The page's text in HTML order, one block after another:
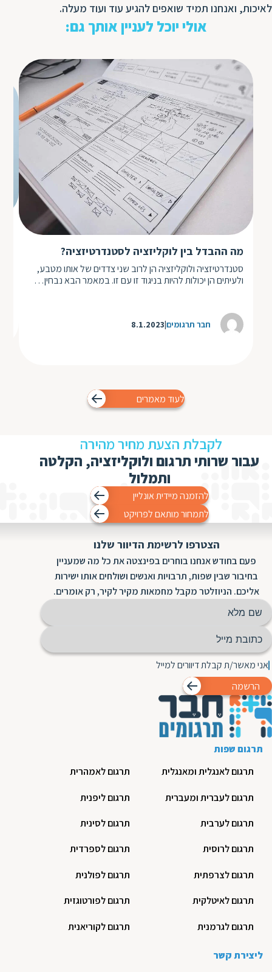
לאיכות, ואנחנו תמיד שואפים להגיע עוד ועוד מעלה.
אולי יוכל לעניין אותך גם:
מה ההבדל בין לוקליזציה לסטנדרטיזציה?
סטנדרטיזציה ולוקליזציה הן לרוב שני צדדים של אותו מטבע,
ולעיתים הן יכולות להיות בניגוד זו עם זו. במאמר הבא נבחין…
חבר תרגומים 8.1.2023
לעוד מאמרים
לקבלת הצעת מחיר מהירה
עבור שרותי תרגום ולוקליזציה, הקלטה
ותמלול
להזמנה מיידית אונליין
לתמחור מותאם לפרויקט
הצטרפו לרשימת הדיוור שלנו
פעם בחודש אנחנו בוחרים בפינצטה את כל מה שמעניין
בחיבור שבין שפות, תרבויות ואנשים ושולחים אותו ישירות
אליכם. הניוזלטר מקבל מחמאות מקיר לקיר, רק אומרים.
אני מאשר/ת קבלת דיוורים למייל
הרשמה
תרגום שפות
תרגום לאנגלית ומאנגלית
תרגום לעברית ומעברית
תרגום לערבית
תרגום לרוסית
תרגום לצרפתית
תרגום לאיטלקית
תרגום לגרמנית
תרגום לאמהרית
תרגום ליפנית
תרגום לסינית
תרגום לספרדית
תרגום לפולנית
תרגום לפורטוגזית
תרגום לקוריאנית
ליצירת קשר